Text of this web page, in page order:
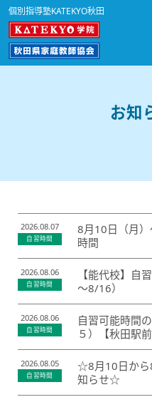
個別指導塾KATEKYO秋田
大館校／能代校
不登校生／GL
合格実績・合格体験談
入試情報
高校入試／大学入
よくあるご質問
採用情報
講師募集 ／営業員
会社概要
プライバシーポリシー
お知
2026.08.07
自習時間
8月10日（月
時間
2026.08.06
自習時間
【能代校】自
～8/16）
2026.08.06
自習時間
自習可能時間
５）【秋田駅前
2026.08.05
自習時間
☆8月10日から
知らせ☆